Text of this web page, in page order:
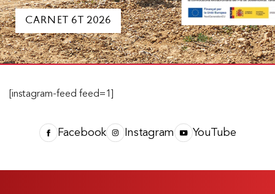
CARNET 6T 2026
[instagram-feed feed=1]
Facebook Instagram YouTube